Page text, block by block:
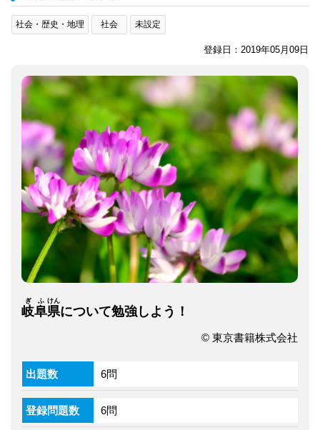
社会・歴史・地理 社会 未設定
登録日：2019年05月09日
岐
ぎ
阜
ふ
県
けん
について勉強しよう！
© 東京書籍株式会社
出題数 6問
登録問題数 6問